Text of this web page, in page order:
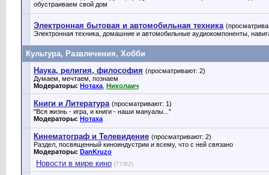
обустраиваем свой дом
Электронная бытовая и автомобильная техника
Электронная техника, домашние и автомобильные аудиокомпоненты,
Культура, Развлечения, Хобби
Наука, религия, философия (просматривают: 2)
Думаем, мечтаем, познаем
Модераторы: Нотаха Николаич
Книги и Литература (просматривают: 1)
"Вся жизнь - игра, и книги - наши мануалы..."
Модераторы: Нотаха
Кинематограф и Телевидение (просматривают: 2)
Раздел, посвященный киноиндустрии и всему, что с ней связано
Модераторы: DanKruzo
Новости в мире кино (77/82)